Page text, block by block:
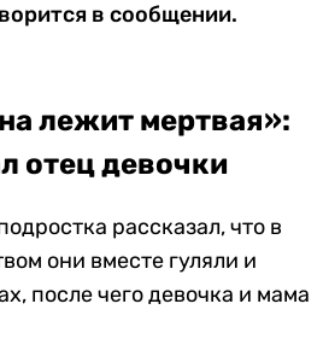
в сообщении.
лежит мертвая»:
отец девочки
рассказал, что в
они вместе гуляли и
после чего девочка и мама